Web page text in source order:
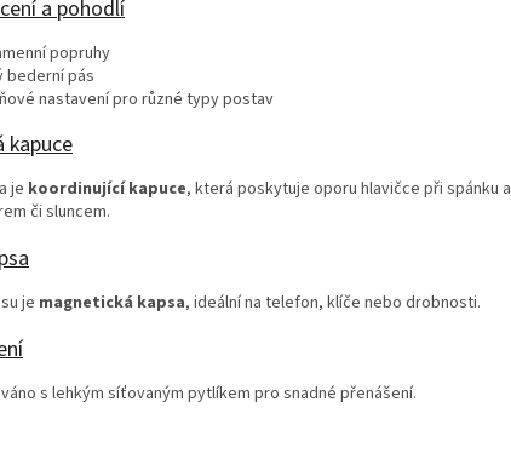
a pohodlí
popruhy
bederní pás
nastavení pro různé typy postav
kapuce
je koordinující kapuce, která poskytuje oporu hlavičce při spánku a
či sluncem.
je magnetická kapsa, ideální na telefon, klíče nebo drobnosti.
s lehkým síťovaným pytlíkem pro snadné přenášení.